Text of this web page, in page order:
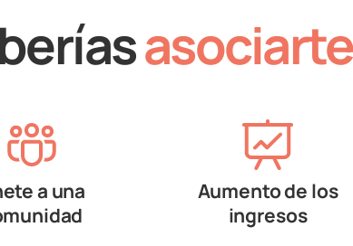
a una
Aumento de los
ingresos